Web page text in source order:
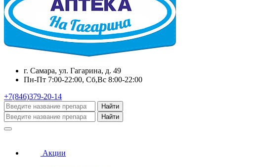
г. Самара, ул. Гагарина, д. 49
Пн-Пт 7:00-22:00, Сб,Вс 8:00-22:00
+7(846)379-20-14
Найти
Найти
Акции